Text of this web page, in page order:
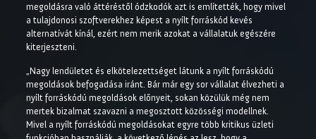
megoldásra való áttéréstől ódzkodók azt is említették, hogy mivel
a tulajdonosi szoftverekhez képest a nyílt forráskód kevés
alternatívát kínál, ezért nem merik azokat a vállalatuk egészére
kiterjeszteni.
„Nagy lendületet és elkötelezettséget látunk a nyílt forráskódú
megoldások befogadása iránt. Bár már egy sor vállalat élvezheti a
nyílt forráskódú megoldások előnyeit, sokan közülük még nem
mertek bizalmat szavazni a megosztott közösségi modellnek.
Mivel a nyílt forráskódú megoldásokat egyre több kritikus üzleti